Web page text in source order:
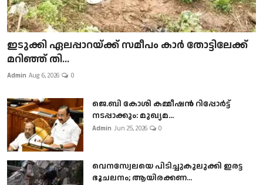
ഇടുക്കി ഏലപ്പാറയ്ക്ക് സമീപം കാർ തോട്ടിലേക്ക്
മറിഞ്ഞ് തി...
Admin Aug 6, 2026 0
ജെ.ബി കോശി കമ്മീഷൻ റിപ്പോർട്ട്
നടപ്പാക്കും: മുഖ്യമ...
Admin Jun 25, 2026 0
വെനസ്വേലയെ പിടിച്ചുകുലുക്കി ഇരട്ട
ഭൂചലനം; ആയിരക്കണ...